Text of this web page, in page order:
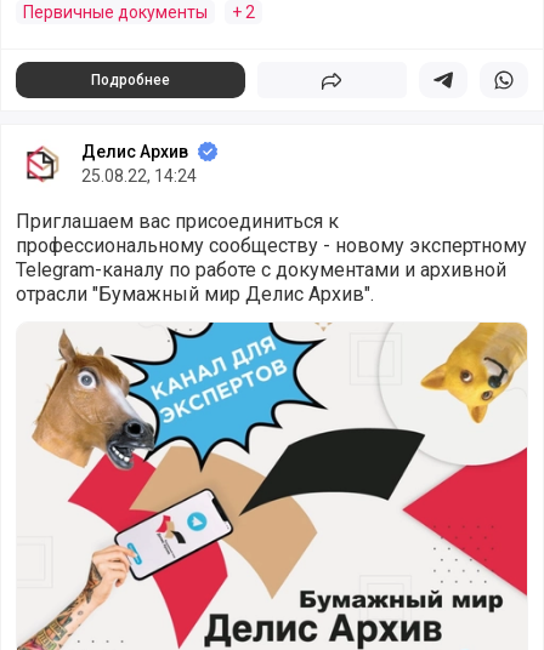
Первичные документы
+ 2
Подробнее Поделиться Поделиться в
Делис Архив
25.08.22, 14:24
Приглашаем вас присоединиться к
профессиональному сообществу - новому экспертному
Telegram-каналу по работе с документами и архивной
отрасли "Бумажный мир Делис Архив".
Приглашаем вас присоединиться к